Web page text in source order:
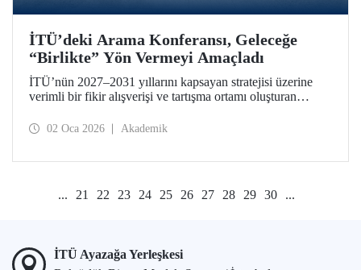
İTÜ’deki Arama Konferansı, Geleceğe
“Birlikte” Yön Vermeyi Amaçladı
İTÜ’nün 2027–2031 yıllarını kapsayan stratejisi üzerine
verimli bir fikir alışverişi ve tartışma ortamı oluşturan
Yerleşkemizde düzenlendi.
02 Oca 2026 Akademik
... 21 22 23 24 25 26 27 28 29 30 ...
İTÜ Ayazağa Yerleşkesi